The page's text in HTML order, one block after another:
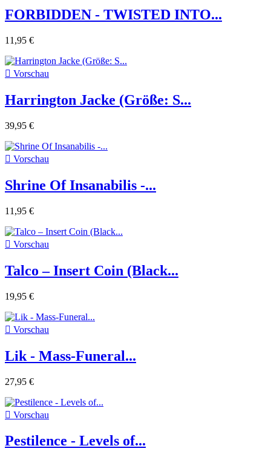
FORBIDDEN - TWISTED INTO...
11,95 €
 Vorschau
Harrington Jacke (Größe: S...
39,95 €
 Vorschau
Shrine Of Insanabilis -...
11,95 €
 Vorschau
Talco ‎– Insert Coin (Black...
19,95 €
 Vorschau
Lik - Mass-Funeral...
27,95 €
 Vorschau
Pestilence - Levels of...